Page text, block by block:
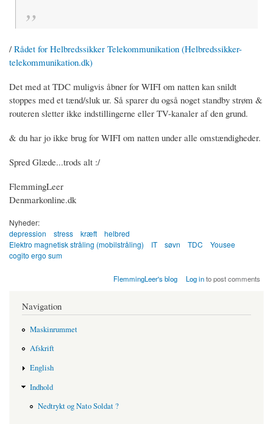
/Rådet for Helbredssikker Telekommunikation (Helbredssikker-
telekommunikation.dk)
Det med at TDC muligvis åbner for WIFI om natten kan snildt
stoppes med et tænd/sluk ur. Så sparer du også noget standby strøm &
routeren sletter ikke indstillingerne eller TV-kanaler af den grund.
& du har jo ikke brug for WIFI om natten under alle omstændigheder.
Spred Glæde...trods alt :/
FlemmingLeer
Denmarkonline.dk
Nyheder:
depression
stress kræft
helbred
Elektro magnetisk stråling (mobilstråling)
IT søvn TDC
Yousee
cogito ergo sum
FlemmingLeer's blog Log into post comments
Navigation
Maskinrummet
Afskrift
English
Indhold
Nedtrykt og Nato Soldat ?